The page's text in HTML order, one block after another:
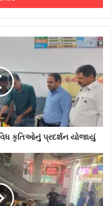
કૃતિઓનું પ્રદર્શન યોજાયું